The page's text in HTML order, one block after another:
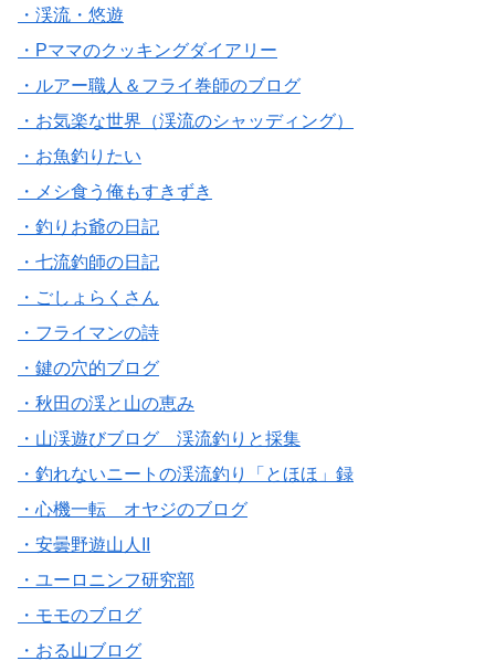
・渓流・悠遊
・Pママのクッキングダイアリー
・ルアー職人＆フライ巻師のブログ
・お気楽な世界（渓流のシャッディング）
・お魚釣りたい
・メシ食う俺もすきずき
・釣りお爺の日記
・七流釣師の日記
・ごしょらくさん
・フライマンの詩
・鍵の穴的ブログ
・秋田の渓と山の恵み
・山渓遊びブログ 渓流釣りと採集
・釣れないニートの渓流釣り「とほほ」録
・心機一転 オヤジのブログ
・安曇野遊山人II
・ユーロニンフ研究部
・モモのブログ
・おる山ブログ